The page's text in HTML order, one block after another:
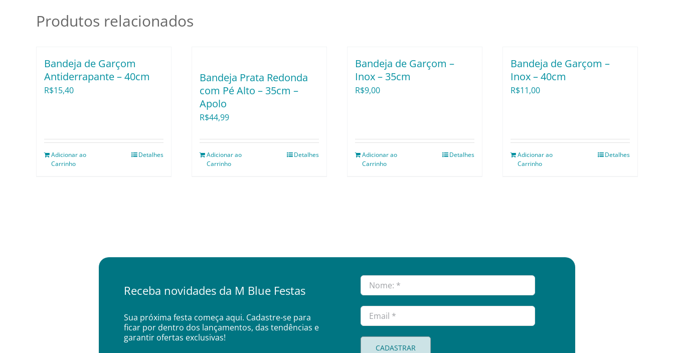
Produtos relacionados
Bandeja de Garçom
Antiderrapante – 40cm
R$15,40
Adicionar ao
Carrinho
Detalhes
Bandeja Prata Redonda
com Pé Alto – 35cm –
Apolo
R$44,99
Adicionar ao
Carrinho
Detalhes
Bandeja de Garçom –
Inox – 35cm
R$9,00
Adicionar ao
Carrinho
Detalhes
Bandeja de Garçom –
Inox – 40cm
R$11,00
Adicionar ao
Carrinho
Detalhes
Receba novidades da M Blue Festas
Sua próxima festa começa aqui. Cadastre-se para
ficar por dentro dos lançamentos, das tendências e
garantir ofertas exclusivas!
CADASTRAR